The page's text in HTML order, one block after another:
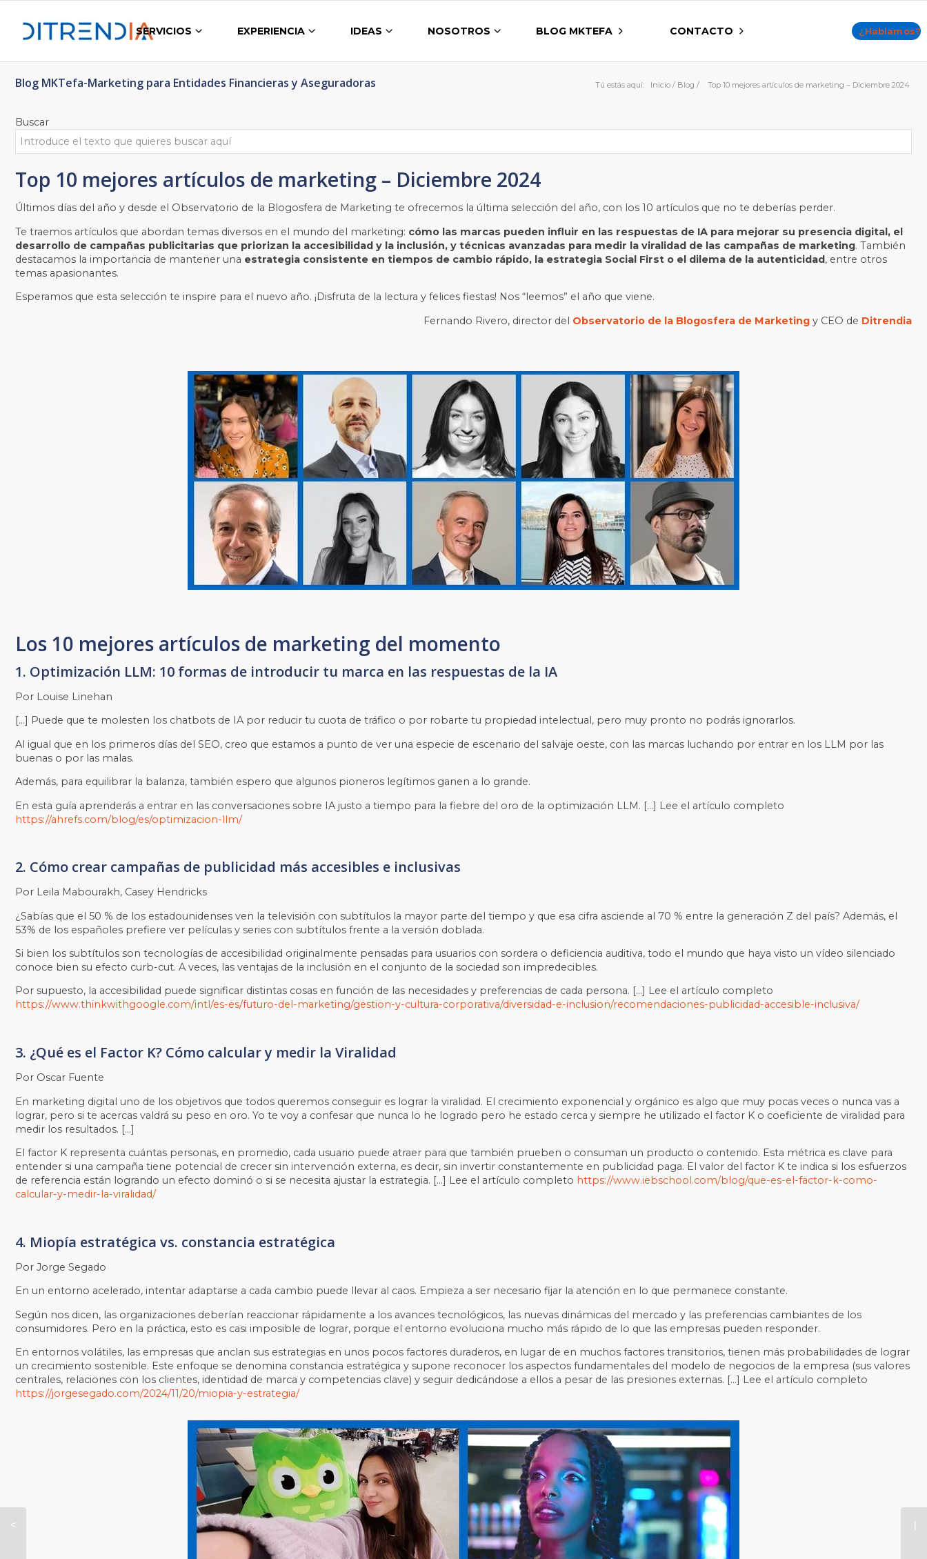
SERVICIOS EXPERIENCIA IDEAS NOSOTROS BLOG MKTEFA CONTACTO ¿Hablamos?
Blog MKTefa-Marketing para Entidades Financieras y Aseguradoras Tú estás aquí: Inicio / Blog / Top 10 mejores artículos de marketing – Diciembre 2024
Buscar
Top 10 mejores artículos de marketing – Diciembre 2024
Últimos días del año y desde el Observatorio de la Blogosfera de Marketing te ofrecemos la última selección del año, con los 10 artículos que no te deberías perder.
Te traemos artículos que abordan temas diversos en el mundo del marketing: cómo las marcas pueden influir en las respuestas de IA para mejorar su presencia digital, el
desarrollo de campañas publicitarias que priorizan la accesibilidad y la inclusión, y técnicas avanzadas para medir la viralidad de las campañas de marketing. También
destacamos la importancia de mantener una estrategia consistente en tiempos de cambio rápido, la estrategia Social First o el dilema de la autenticidad, entre otros
temas apasionantes.
Esperamos que esta selección te inspire para el nuevo año. ¡Disfruta de la lectura y felices fiestas! Nos “leemos” el año que viene.
Fernando Rivero, director del Observatorio de la Blogosfera de Marketing y CEO de Ditrendia
Los 10 mejores artículos de marketing del momento
1. Optimización LLM: 10 formas de introducir tu marca en las respuestas de la IA
Por Louise Linehan
[…] Puede que te molesten los chatbots de IA por reducir tu cuota de tráfico o por robarte tu propiedad intelectual, pero muy pronto no podrás ignorarlos.
Al igual que en los primeros días del SEO, creo que estamos a punto de ver una especie de escenario del salvaje oeste, con las marcas luchando por entrar en los LLM por las
buenas o por las malas.
Además, para equilibrar la balanza, también espero que algunos pioneros legítimos ganen a lo grande.
En esta guía aprenderás a entrar en las conversaciones sobre IA justo a tiempo para la fiebre del oro de la optimización LLM. […] Lee el artículo completo
https://ahrefs.com/blog/es/optimizacion-llm/
2. Cómo crear campañas de publicidad más accesibles e inclusivas
Por Leila Mabourakh, Casey Hendricks
¿Sabías que el 50 % de los estadounidenses ven la televisión con subtítulos la mayor parte del tiempo y que esa cifra asciende al 70 % entre la generación Z del país? Además, el
53% de los españoles prefiere ver películas y series con subtítulos frente a la versión doblada.
Si bien los subtítulos son tecnologías de accesibilidad originalmente pensadas para usuarios con sordera o deficiencia auditiva, todo el mundo que haya visto un vídeo silenciado
conoce bien su efecto curb-cut. A veces, las ventajas de la inclusión en el conjunto de la sociedad son impredecibles.
Por supuesto, la accesibilidad puede significar distintas cosas en función de las necesidades y preferencias de cada persona. […] Lee el artículo completo
https://www.thinkwithgoogle.com/intl/es-es/futuro-del-marketing/gestion-y-cultura-corporativa/diversidad-e-inclusion/recomendaciones-publicidad-accesible-inclusiva/
3. ¿Qué es el Factor K? Cómo calcular y medir la Viralidad
Por Oscar Fuente
En marketing digital uno de los objetivos que todos queremos conseguir es lograr la viralidad. El crecimiento exponencial y orgánico es algo que muy pocas veces o nunca vas a
lograr, pero si te acercas valdrá su peso en oro. Yo te voy a confesar que nunca lo he logrado pero he estado cerca y siempre he utilizado el factor K o coeficiente de viralidad para
medir los resultados. […]
El factor K representa cuántas personas, en promedio, cada usuario puede atraer para que también prueben o consuman un producto o contenido. Esta métrica es clave para
entender si una campaña tiene potencial de crecer sin intervención externa, es decir, sin invertir constantemente en publicidad paga. El valor del factor K te indica si los esfuerzos
de referencia están logrando un efecto dominó o si se necesita ajustar la estrategia. […] Lee el artículo completo https://www.iebschool.com/blog/que-es-el-factor-k-como-
calcular-y-medir-la-viralidad/
4. Miopía estratégica vs. constancia estratégica
Por Jorge Segado
En un entorno acelerado, intentar adaptarse a cada cambio puede llevar al caos. Empieza a ser necesario fijar la atención en lo que permanece constante.
Según nos dicen, las organizaciones deberían reaccionar rápidamente a los avances tecnológicos, las nuevas dinámicas del mercado y las preferencias cambiantes de los
consumidores. Pero en la práctica, esto es casi imposible de lograr, porque el entorno evoluciona mucho más rápido de lo que las empresas pueden responder.
En entornos volátiles, las empresas que anclan sus estrategias en unos pocos factores duraderos, en lugar de en muchos factores transitorios, tienen más probabilidades de lograr
un crecimiento sostenible. Este enfoque se denomina constancia estratégica y supone reconocer los aspectos fundamentales del modelo de negocios de la empresa (sus valores
centrales, relaciones con los clientes, identidad de marca y competencias clave) y seguir dedicándose a ellos a pesar de las presiones externas. […] Lee el artículo completo
https://jorgesegado.com/2024/11/20/miopia-y-estrategia/